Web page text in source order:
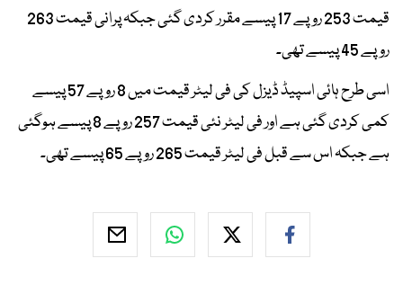
قیمت 253 روپے 17 پیسے مقرر کردی گئی جبکہ پرانی قیمت 263
روپے 45 پیسے تھی۔
اسی طرح ہائی اسپیڈ ڈیزل کی فی لیٹر قیمت میں 8 روپے 57 پیسے
کمی کردی گئی ہے اور فی لیٹر نئی قیمت 257 روپے 8 پیسے ہوگئی
ہے جبکہ اس سے قبل فی لیٹر قیمت 265 روپے 65 پیسے تھی۔